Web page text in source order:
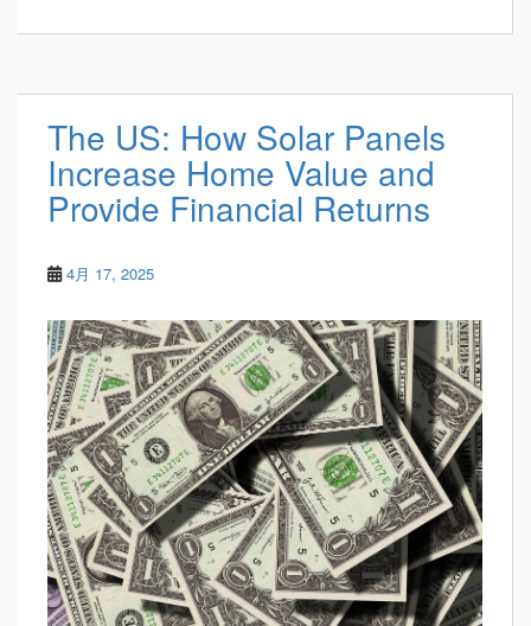
The US: How Solar Panels
Increase Home Value and
Provide Financial Returns
4月 17, 2025